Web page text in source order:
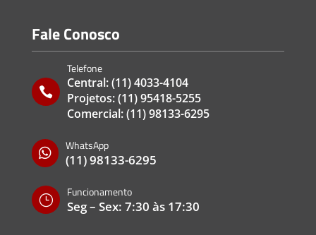
Fale Conosco

Telefone
Central:(11) 4033-4104
Projetos:(11) 95418-5255
Comercial:(11) 98133-6295

WhatsApp
(11) 98133-6295
}
Funcionamento
Seg – Sex: 7:30 às 17:30